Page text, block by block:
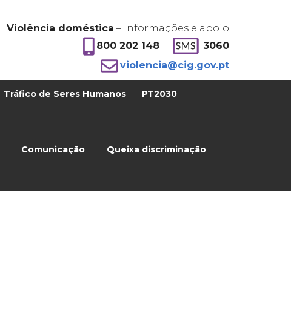
Violência doméstica – Informações e apoio
800 202 148
3060
violencia@cig.gov.pt
Tráfico de Seres Humanos PT2030
Comunicação Queixa discriminação